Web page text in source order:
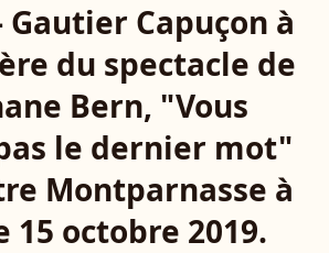
Gautier Capuçon à
du spectacle de
Bern, "Vous
le dernier mot"
Montparnasse à
15 octobre 2019.